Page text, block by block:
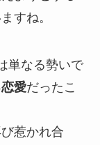
すね。
単なる勢いで
愛だったこ
惹かれ合